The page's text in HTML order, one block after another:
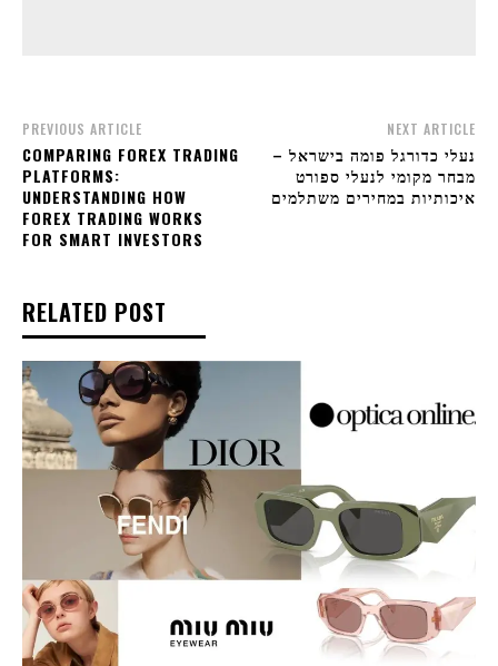
PREVIOUS ARTICLE
COMPARING FOREX TRADING
PLATFORMS:
UNDERSTANDING HOW
FOREX TRADING WORKS
FOR SMART INVESTORS
NEXT ARTICLE
נעלי כדורגל פומה בישראל –
מבחר מקומי לנעלי ספורט
איכותיות במחירים משתלמים
RELATED POST